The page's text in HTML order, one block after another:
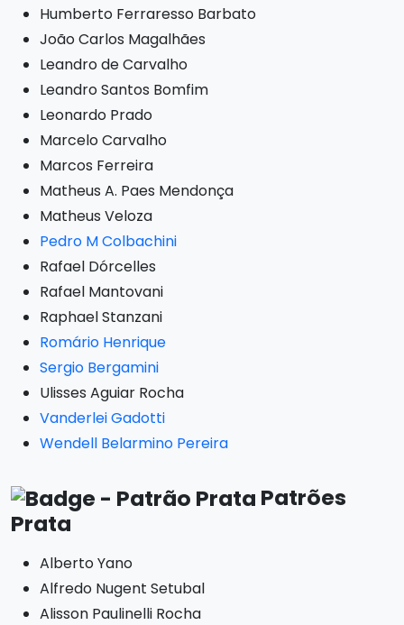
Humberto Ferraresso Barbato
João Carlos Magalhães
Leandro de Carvalho
Leandro Santos Bomfim
Leonardo Prado
Marcelo Carvalho
Marcos Ferreira
Matheus A. Paes Mendonça
Matheus Veloza
Pedro M Colbachini
Rafael Dórcelles
Rafael Mantovani
Raphael Stanzani
Romário Henrique
Sergio Bergamini
Ulisses Aguiar Rocha
Vanderlei Gadotti
Wendell Belarmino Pereira
Patrões
Prata
Alberto Yano
Alfredo Nugent Setubal
Alisson Paulinelli Rocha